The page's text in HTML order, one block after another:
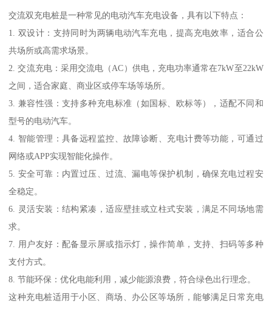
交流双充电桩是一种常见的电动汽车充电设备，具有以下特点：
1. 双设计：支持同时为两辆电动汽车充电，提高充电效率，适合公
共场所或高需求场景。
2. 交流充电：采用交流电（AC）供电，充电功率通常在7kW至22kW
之间，适合家庭、商业区或停车场等场所。
3. 兼容性强：支持多种充电标准（如国标、欧标等），适配不同和
型号的电动汽车。
4. 智能管理：具备远程监控、故障诊断、充电计费等功能，可通过
网络或APP实现智能化操作。
5. 安全可靠：内置过压、过流、漏电等保护机制，确保充电过程安
全稳定。
6. 灵活安装：结构紧凑，适应壁挂或立柱式安装，满足不同场地需
求。
7. 用户友好：配备显示屏或指示灯，操作简单，支持、扫码等多种
支付方式。
8. 节能环保：优化电能利用，减少能源浪费，符合绿色出行理念。
这种充电桩适用于小区、商场、办公区等场所，能够满足日常充电